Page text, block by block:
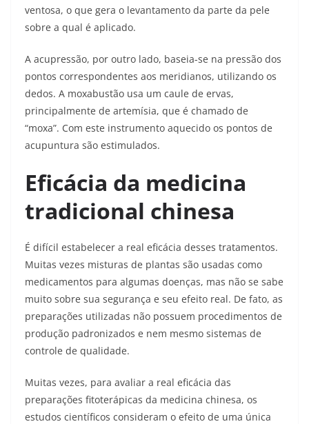
ventosa, o que gera o levantamento da parte da pele
sobre a qual é aplicado.
A acupressão, por outro lado, baseia-se na pressão dos
pontos correspondentes aos meridianos, utilizando os
dedos. A moxabustão usa um caule de ervas,
principalmente de artemísia, que é chamado de
“moxa”. Com este instrumento aquecido os pontos de
acupuntura são estimulados.
Eficácia da medicina
tradicional chinesa
É difícil estabelecer a real eficácia desses tratamentos.
Muitas vezes misturas de plantas são usadas como
medicamentos para algumas doenças, mas não se sabe
muito sobre sua segurança e seu efeito real. De fato, as
preparações utilizadas não possuem procedimentos de
produção padronizados e nem mesmo sistemas de
controle de qualidade.
Muitas vezes, para avaliar a real eficácia das
preparações fitoterápicas da medicina chinesa, os
estudos científicos consideram o efeito de uma única